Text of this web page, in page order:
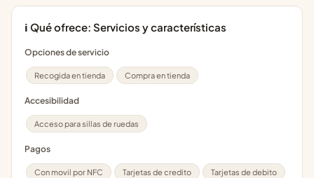
ℹ️ Qué ofrece: Servicios y características
Opciones de servicio
Recogida en tienda Compra en tienda
Accesibilidad
Acceso para sillas de ruedas
Pagos
Con movil por NFC Tarjetas de credito Tarjetas de debito